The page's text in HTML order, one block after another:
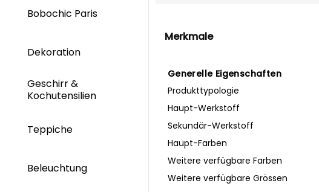
Bobochic Paris
Dekoration
Geschirr &
Kochutensilien
Teppiche
Beleuchtung
Merkmale
Generelle Eigenschaften
Produkttypologie
Haupt-Werkstoff
Sekundär-Werkstoff
Haupt-Farben
Weitere verfügbare Farben
Weitere verfügbare Grössen